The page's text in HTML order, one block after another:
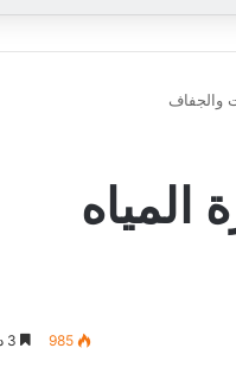
والجفاف
المياه
985